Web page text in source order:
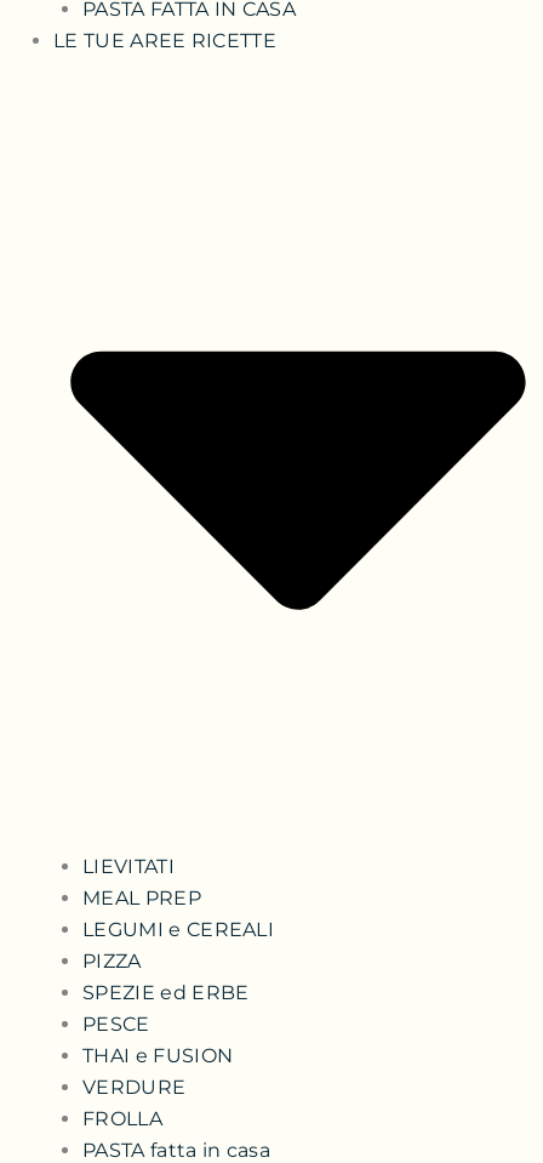
PASTA FATTA IN CASA
LE TUE AREE RICETTE
LIEVITATI
MEAL PREP
LEGUMI e CEREALI
PIZZA
SPEZIE ed ERBE
PESCE
THAI e FUSION
VERDURE
FROLLA
PASTA fatta in casa